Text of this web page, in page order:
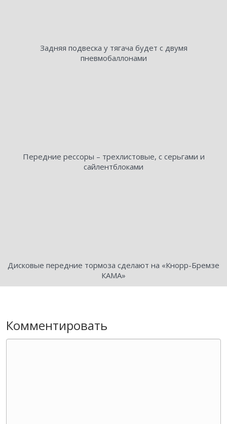
Задняя подвеска у тягача будет с двумя
пневмобаллонами
Передние рессоры – трехлистовые, с серьгами и
сайлентблоками
Дисковые передние тормоза сделают на «Кнорр-Бремзе
КАМА»
Комментировать